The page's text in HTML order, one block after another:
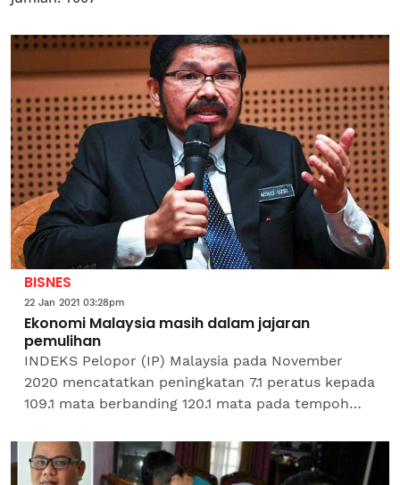
BISNES
22 Jan 2021 03:28pm
Ekonomi Malaysia masih dalam jajaran
pemulihan
INDEKS Pelopor (IP) Malaysia pada November
2020 mencatatkan peningkatan 7.1 peratus kepada
109.1 mata berbanding 120.1 mata pada tempoh
digunakan untuk...